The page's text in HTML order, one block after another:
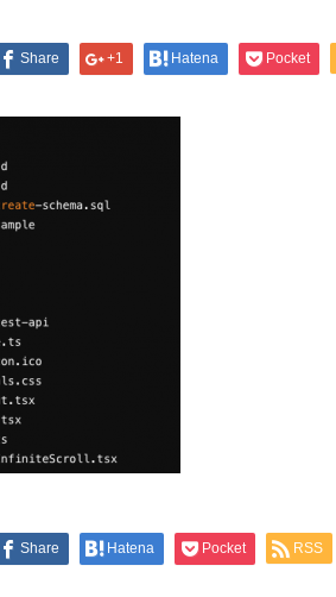
Share +1 Hatena Pocket
Share Hatena Pocket RSS